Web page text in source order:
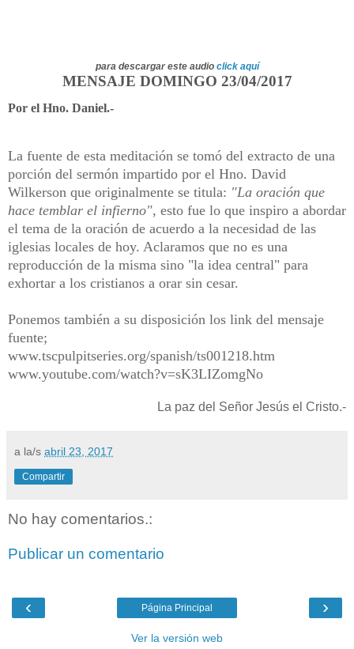
para descargar este audio click aquí
MENSAJE DOMINGO 23/04/2017
Por el Hno. Daniel.-
La fuente de esta meditación se tomó del extracto de una
porción del sermón impartido por el Hno. David
Wilkerson que originalmente se titula: "La oración que
hace temblar el infierno", esto fue lo que inspiro a abordar
el tema de la oración de acuerdo a la necesidad de las
iglesias locales de hoy. Aclaramos que no es una
reproducción de la misma sino "la idea central" para
exhortar a los cristianos a orar sin cesar.
Ponemos también a su disposición los link del mensaje
fuente;
www.tscpulpitseries.org/spanish/ts001218.htm
www.youtube.com/watch?v=sK3LIZomgNo
La paz del Señor Jesús el Cristo.-
a la/s abril 23, 2017
Compartir
No hay comentarios.:
Publicar un comentario
‹ ›
Página Principal
Ver la versión web